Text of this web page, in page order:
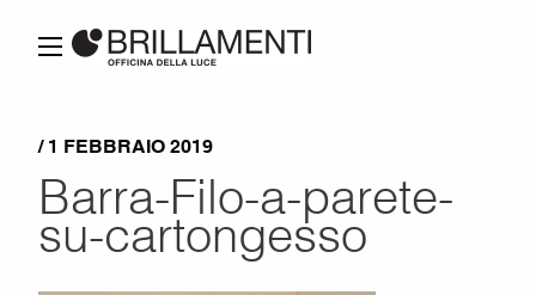
/ 1 FEBBRAIO 2019
Barra-Filo-a-parete-
su-cartongesso